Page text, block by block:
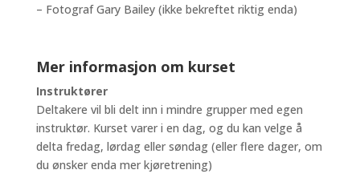
– Fotograf Gary Bailey (ikke bekreftet riktig enda)
Mer informasjon om kurset
Instruktører
Deltakere vil bli delt inn i mindre grupper med egen
instruktør. Kurset varer i en dag, og du kan velge å
delta fredag, lørdag eller søndag (eller flere dager, om
du ønsker enda mer kjøretrening)